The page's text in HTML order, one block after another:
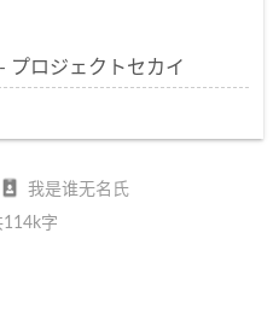
プロジェクトセカイ
我是谁无名氏
字